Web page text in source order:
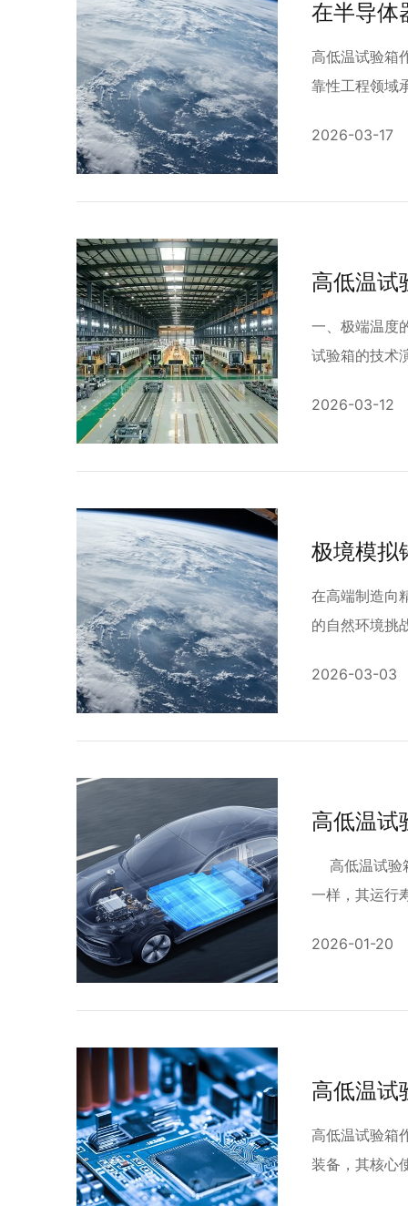
高低温试验箱
靠性工程领域
2026-03-17
一、极端温度
试验箱的技术
2026-03-12
在高端制造向
的自然环境挑
2026-03-03
高低温试
高低温试验
一样，其运行
2026-01-20
高低温试
高低温试验箱
装备，其核心